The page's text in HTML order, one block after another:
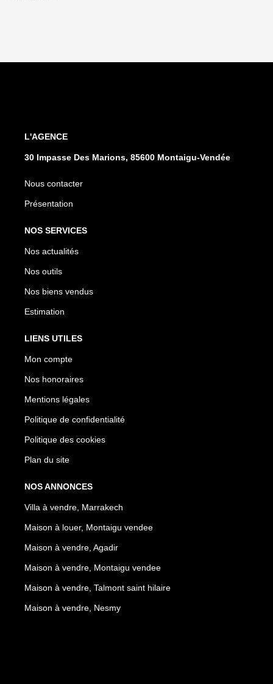
L'AGENCE
30 Impasse Des Marions, 85600 Montaigu-Vendée
Nous contacter
Présentation
NOS SERVICES
Nos actualités
Nos outils
Nos biens vendus
Estimation
LIENS UTILES
Mon compte
Nos honoraires
Mentions légales
Politique de confidentialité
Politique des cookies
Plan du site
NOS ANNONCES
Villa à vendre, Marrakech
Maison à louer, Montaigu vendee
Maison à vendre, Agadir
Maison à vendre, Montaigu vendee
Maison à vendre, Talmont saint hilaire
Maison à vendre, Nesmy